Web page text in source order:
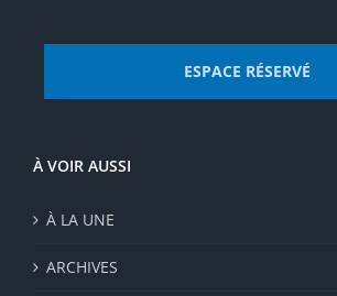
ESPACE RÉSERVÉ
À VOIR AUSSI
À LA UNE
ARCHIVES